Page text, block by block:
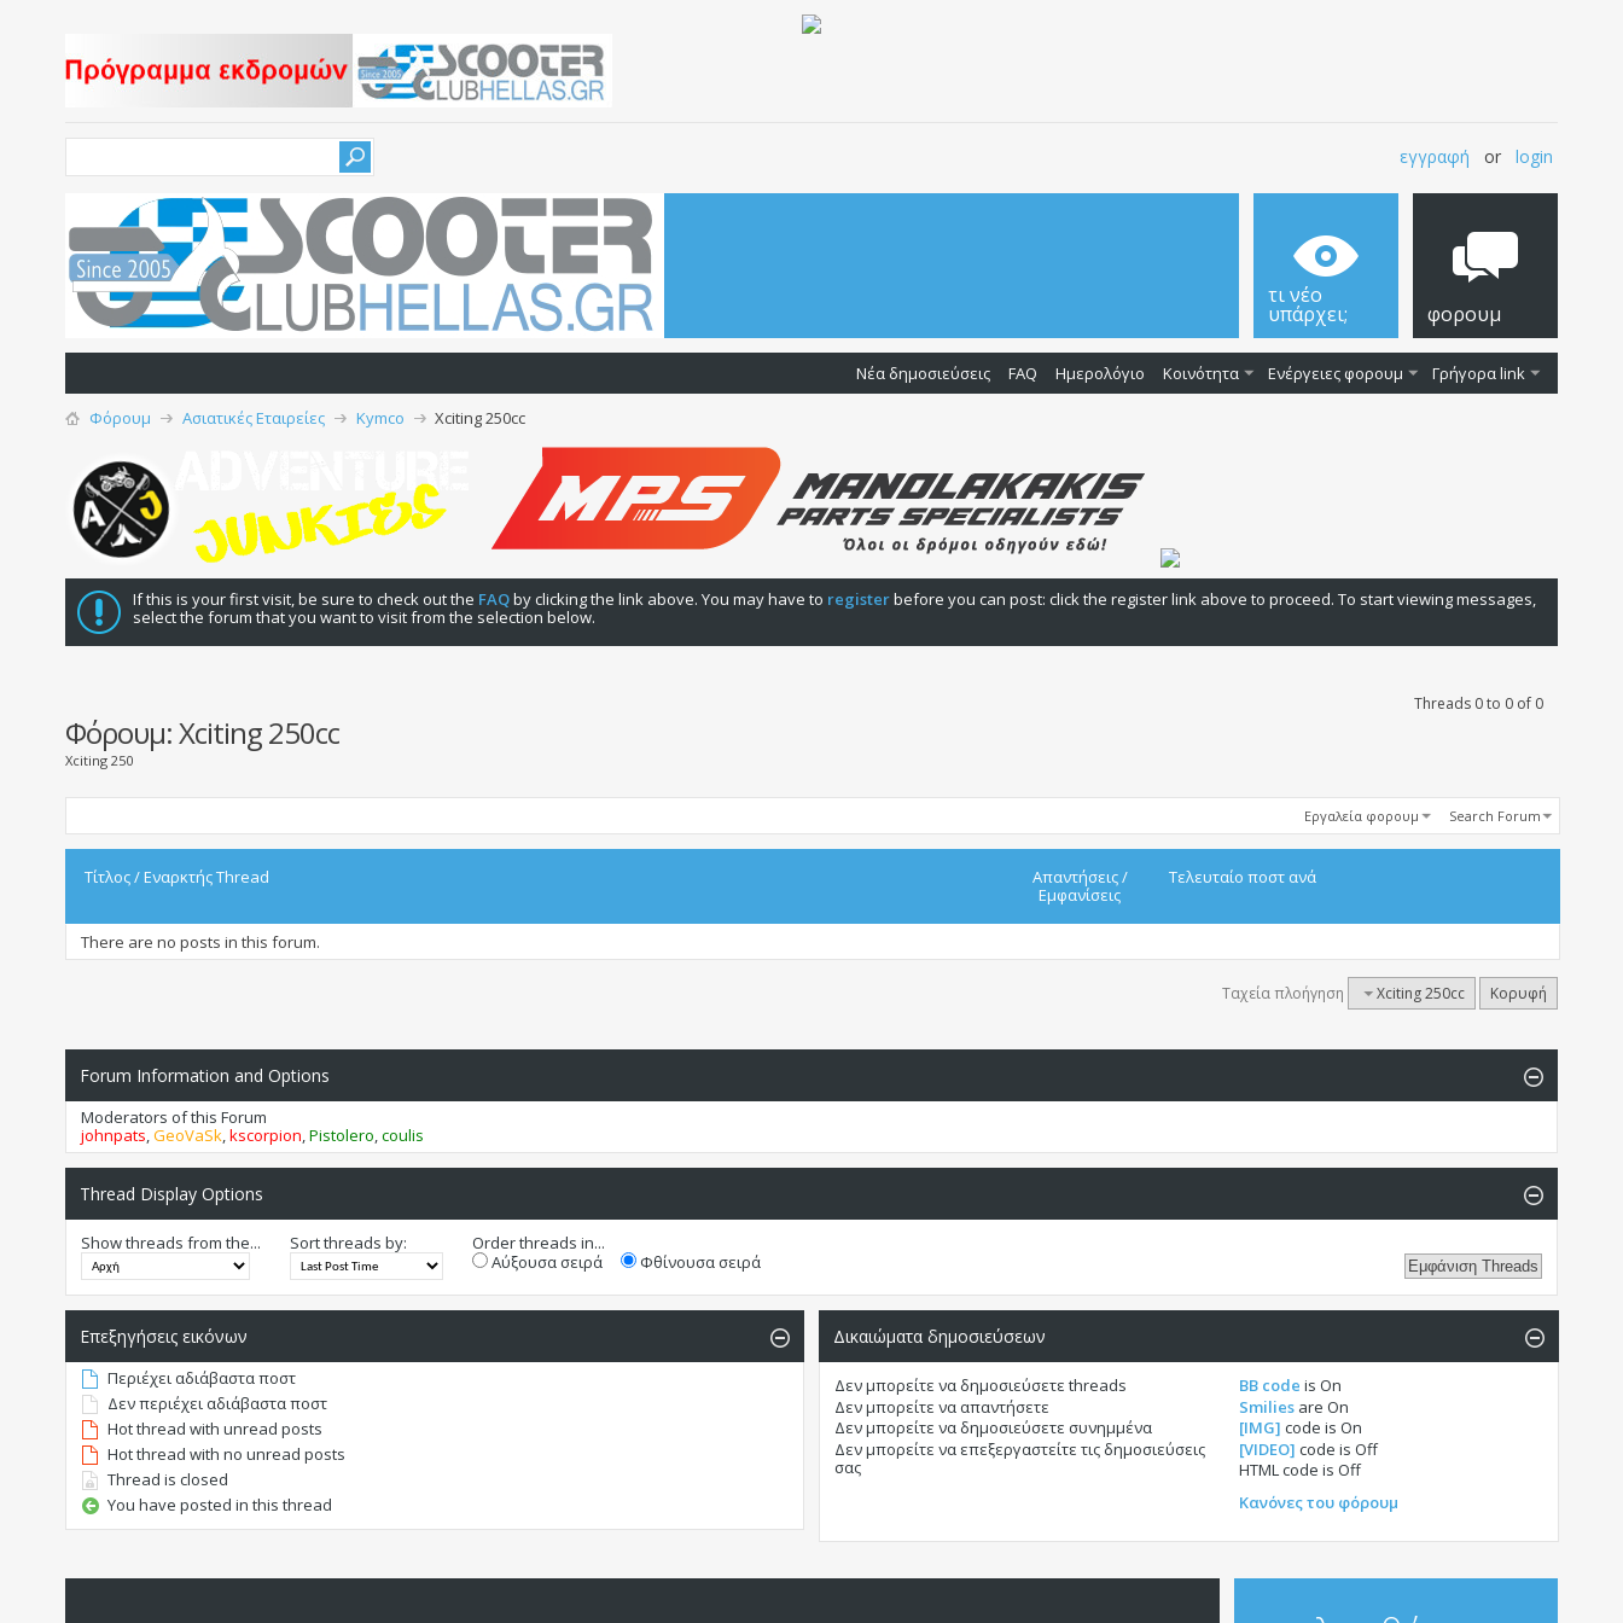
εγγραφή or login
τι νέο
υπάρχει; φορουμ
Νέα δημοσιεύσεις FAQ Ημερολόγιο Κοινότητα Ενέργειες φορουμ Γρήγορα link
Φόρουμ Ασιατικές Εταιρείες Kymco Xciting 250cc
If this is your first visit, be sure to check out the FAQby clicking the link above. You may have to registerbefore you can post: click the register link above to proceed. To start viewing messages,
select the forum that you want to visit from the selection below.
Threads 0 to 0 of 0
Φόρουμ:Xciting 250cc
Xciting 250
Εργαλεία φορουμ Search Forum
Τίτλος/Εναρκτής Thread Απαντήσεις/
Εμφανίσεις
Τελευταίο ποστ ανά
There are no posts in this forum.
Ταχεία πλοήγηση Xciting 250cc Κορυφή
Forum Information and Options
Moderators of this Forum
johnpats,GeoVaSk,kscorpion,Pistolero,coulis
Thread Display Options
Show threads from the... Sort threads by:
Order threads in...
Αύξουσα σειρά
Φθίνουσα σειρά
Επεξηγήσεις εικόνων
Περιέχει αδιάβαστα ποστ
Δεν περιέχει αδιάβαστα ποστ
Hot thread with unread posts
Hot thread with no unread posts
Thread is closed
You have posted in this thread
Δικαιώματα δημοσιεύσεων
Δεν μπορείτε να δημοσιεύσετε threads
Δεν μπορείτε να απαντήσετε
Δεν μπορείτε να δημοσιεύσετε συνημμένα
Δεν μπορείτενα επεξεργαστείτε τις δημοσιεύσεις
σας
BB code is On
Smiliesare On
[IMG] code is On
[VIDEO] code is Off
HTML code is Off
Κανόνες του φόρουμ